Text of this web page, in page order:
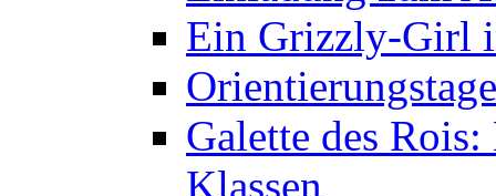
Ein Grizzly-Girl
Galette des
Klassen